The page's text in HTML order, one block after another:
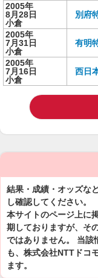
2005年
8月28日
小倉
別府
2005年
7月31日
小倉
有明
2005年
7月16日
小倉
西日
結果・成績・オッズな
し確認してください。
本サイトのページ上に
期しておりますが、そ
ではありません。 当該
も、株式会社NTTドコ
ます。